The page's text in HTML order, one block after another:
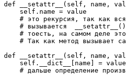
def __setattr__(self, name,
    self.name = value
# это рекурсия, так как
# вызывается
# тоесть, на самом деле
# Так как метод вызывает
def __setattr__(self, name,
self.__dict__[name] =